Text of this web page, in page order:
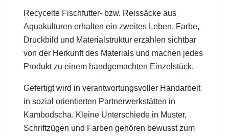
Recycelte Fischfutter- bzw. Reissäcke aus
Aquakulturen erhalten ein zweites Leben. Farbe,
Druckbild und Materialstruktur erzählen sichtbar
von der Herkunft des Materials und machen jedes
Produkt zu einem handgemachten Einzelstück.
Gefertigt wird in verantwortungsvoller Handarbeit
in sozial orientierten Partnerwerkstätten in
Kambodscha. Kleine Unterschiede in Muster,
Schriftzügen und Farben gehören bewusst zum